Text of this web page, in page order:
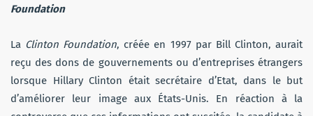
Foundation
La Clinton Foundation, créée en 1997 par Bill Clinton, aurait
reçu des dons de gouvernements ou d’entreprises étrangers
lorsque Hillary Clinton était secrétaire d’Etat, dans le but
d’améliorer leur image aux États-Unis. En réaction à la